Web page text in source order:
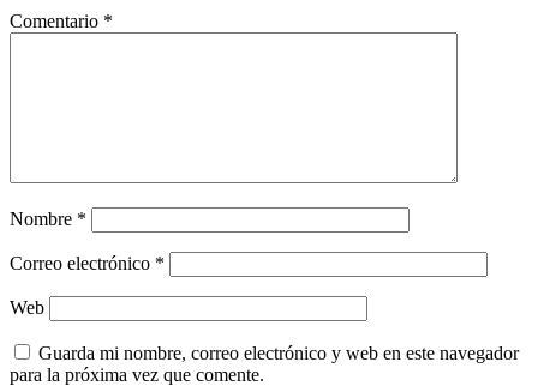
Comentario *
Nombre *
Correo electrónico *
Web
Guarda mi nombre, correo electrónico y web en este navegador
para la próxima vez que comente.